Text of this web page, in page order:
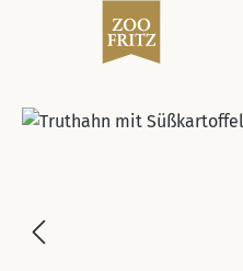
Bildergalerie überspringen